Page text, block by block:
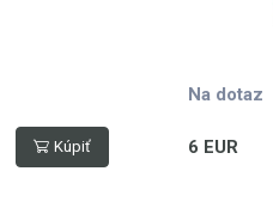
Kúpiť
Na dotaz
6 EUR